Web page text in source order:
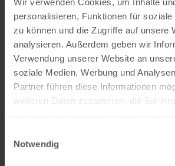
personalisieren, Funktionen für soziale
zu können und die Zugriffe auf unsere
analysieren. Außerdem geben wir
Verwendung unserer Website an
soziale Medien, Werbung und
Partner führen diese Informationen
weiteren Daten zusammen, die Sie
Notwendig
Rurberg-Woffelsbach
Randonnée de clôture de l'année
Pour clore l'année de randonnée,
invitons à une nouvelle randonnée.
Ensuite, nous nous retrouverons
avec les
pour
convivial et un dîner commun.